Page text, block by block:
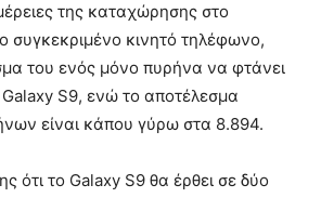
της καταχώρησης στο
συγκεκριμένο κινητό τηλέφωνο,
του ενός μόνο πυρήνα να φτάνει
S9, ενώ το αποτέλεσμα
είναι κάπου γύρω στα 8.894.
ότι το Galaxy S9 θα έρθει σε δύο